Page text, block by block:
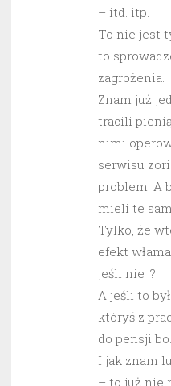
– itd. itp.
To nie jest
to
zagrożenia.
Znam już
tracili
nimi
serwisu
problem. A
mieli te
Tylko, że
efekt
jeśli nie !?
A jeśli to
któryś z
do pensji
I jak znam
– to już nie